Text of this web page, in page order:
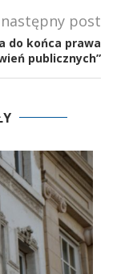
następny post
do końca prawa
publicznych”